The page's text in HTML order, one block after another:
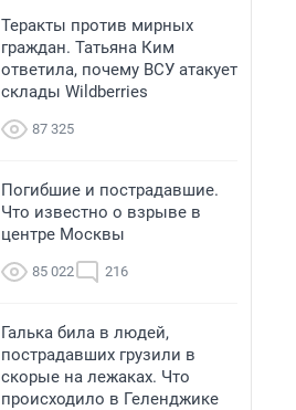
Теракты против мирных
граждан. Татьяна Ким
ответила, почему ВСУ атакует
склады Wildberries
87 325
Погибшие и пострадавшие.
Что известно о взрыве в
центре Москвы
85 022 216
Галька била в людей,
пострадавших грузили в
скорые на лежаках. Что
происходило в Геленджике